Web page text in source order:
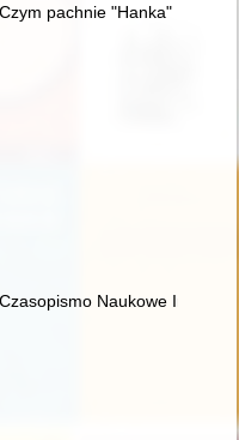
: historia Fiata na ziemiach
Czym pachnie "Hanka" :
krzyżackimi
Czasopismo Naukowe